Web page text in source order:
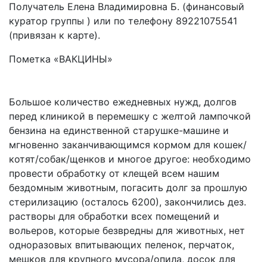
Получатель Елена Владимировна Б. (финансовый
куратор группы ) или по телефону 89221075541
(привязан к карте).
Пометка «ВАКЦИНЫ»
Большое количество ежедневных нужд, долгов
перед клиникой в перемешку с желтой лампочкой
бензина на единственной старушке-машине и
мгновенно заканчивающимся кормом для кошек/
котят/собак/щенков и многое другое: необходимо
провести обработку от клещей всем нашим
бездомным животным, погасить долг за прошлую
стерилизацию (осталось 6200), закончились дез.
растворы для обработки всех помещений и
вольеров, которые безвредны для животных, нет
одноразовых впитывающих пеленок, перчаток,
мешков для крупного мусора/опила, досок для